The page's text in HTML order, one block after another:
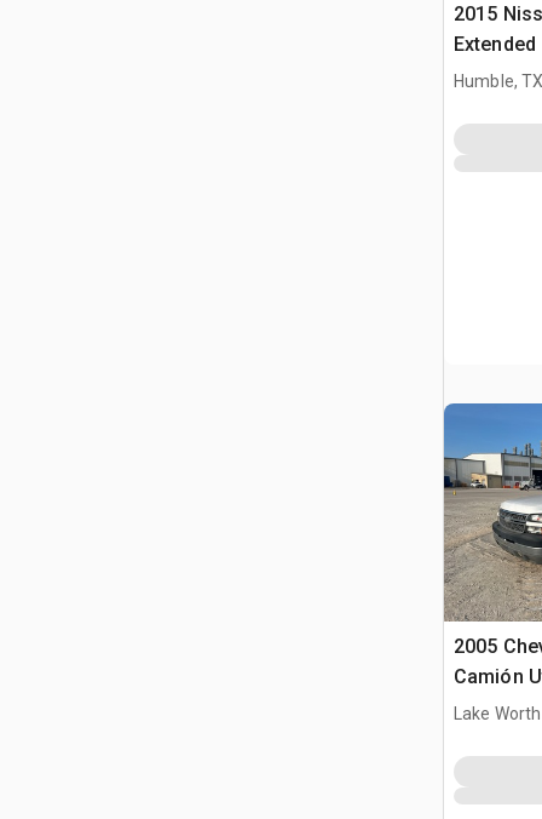
2015
Utilitario
Humble,
2005
Camión
Lake